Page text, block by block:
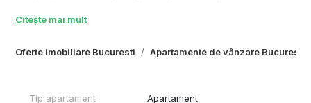
Oferte imobiliare Bucuresti Apartamente de vânzare Bucuresti
realizata cu atentie la confort si functionalitate, iar mobilierul si
elemente care nu fac obiectul vanzarii sunt piesele de mobilier
Citește mai mult
Tip apartament Apartament